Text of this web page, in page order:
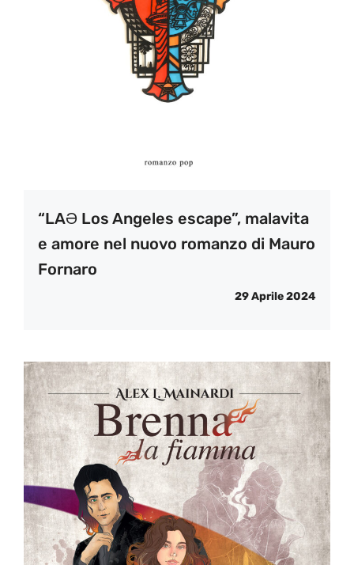
“LAƏ Los Angeles escape”, malavita
e amore nel nuovo romanzo di Mauro
Fornaro
29 Aprile 2024